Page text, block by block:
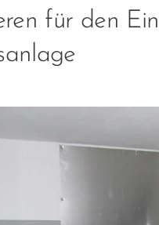
für den